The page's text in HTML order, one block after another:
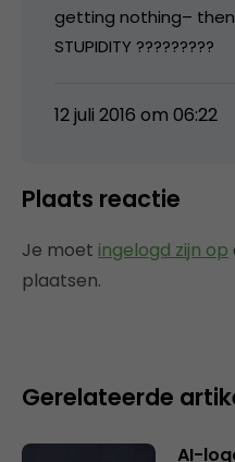
getting nothing–
STUPIDITY ?????????
12 juli 2016 om 06:22
Plaats reactie
Je moet ingelogd zijn op
plaatsen.
Gerelateerde
AI-